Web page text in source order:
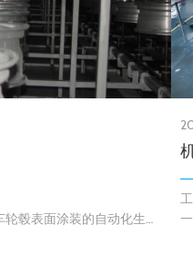
毂表面涂装的自动化生产